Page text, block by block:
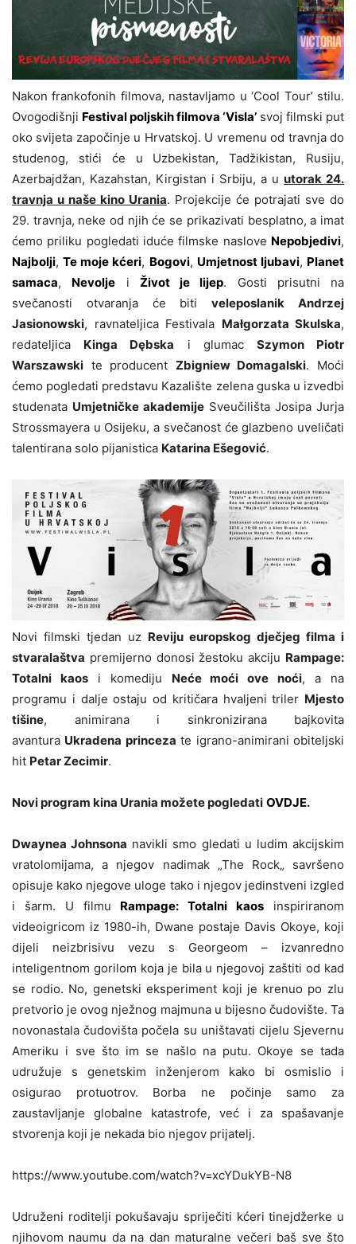
Nakon frankofonih filmova, nastavljamo u ‘Cool Tour’ stilu.
Ovogodišnji Festival poljskih filmova ‘Visla’ svoj filmski put
oko svijeta započinje u Hrvatskoj. U vremenu od travnja do
studenog, stići će u Uzbekistan, Tadžikistan, Rusiju,
Azerbajdžan, Kazahstan, Kirgistan i Srbiju, a u utorak 24.
travnja u naše kino Urania. Projekcije će potrajati sve do
29. travnja, neke od njih će se prikazivati besplatno, a imat
ćemo priliku pogledati iduće filmske naslove Nepobjedivi,
Najbolji,Te moje kćeri, Bogovi, Umjetnost ljubavi, Planet
samaca, Nevolje i Život je lijep. Gosti prisutni na
svečanosti otvaranja će bitiveleposlanik Andrzej
Jasionowski, ravnateljica Festivala Małgorzata Skulska,
redateljica Kinga Dębska i glumac Szymon Piotr
Warszawski te producent Zbigniew Domagalski. Moći
ćemo pogledati predstavu Kazalište zelena guska u izvedbi
studenata Umjetničke akademije Sveučilišta Josipa Jurja
Strossmayera u Osijeku, a svečanost će glazbeno uveličati
talentirana solo pijanistica Katarina Ešegović.
Novi filmski tjedan uz Reviju europskog dječjeg filma i
stvaralaštva premijerno donosi žestoku akciju Rampage:
Totalni kaosi komediju Neće moći ove noći, a na
programu i dalje ostaju od kritičara hvaljeni triler Mjesto
tišine, animirana i sinkronizirana bajkovita
avantura Ukradena princeza te igrano-animirani obiteljski
hit Petar Zecimir.
Novi program kina Urania možete pogledati OVDJE.
Dwaynea Johnsona navikli smo gledati u ludim akcijskim
vratolomijama, a njegov nadimak „The Rock„ savršeno
opisuje kako njegove uloge tako i njegov jedinstveni izgled
i šarm. U filmu Rampage: Totalni kaos inspiriranom
videoigricom iz 1980-ih, Dwane postaje Davis Okoye, koji
dijeli neizbrisivu vezu s Georgeom – izvanredno
inteligentnom gorilom koja je bila u njegovoj zaštiti od kad
se rodio. No, genetski eksperiment koji je krenuo po zlu
pretvorio je ovog nježnog majmuna u bijesno čudovište. Ta
novonastala čudovišta počela su uništavati cijelu Sjevernu
Ameriku i sve što im se našlo na putu. Okoye se tada
udružuje s genetskim inženjerom kako bi osmislio i
osigurao protuotrov. Borba ne počinje samo za
zaustavljanje globalne katastrofe, već i za spašavanje
stvorenja koji je nekada bio njegov prijatelj.
https://www.youtube.com/watch?v=xcYDukYB-N8
Udruženi roditelji pokušavaju spriječiti kćeri tinejdžerke u
njihovom naumu da na dan maturalne večeri baš sve što